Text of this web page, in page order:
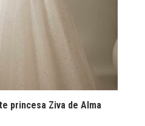
princesa Ziva de Alma